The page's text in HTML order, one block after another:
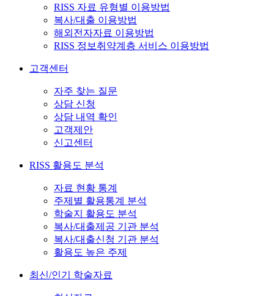
RISS 자료 유형별 이용방법
복사/대출 이용방법
해외전자자료 이용방법
RISS 정보취약계층 서비스 이용방법
고객센터
자주 찾는 질문
상담 신청
상담 내역 확인
고객제안
신고센터
RISS 활용도 분석
자료 현황 통계
주제별 활용통계 분석
학술지 활용도 분석
복사/대출제공 기관 분석
복사/대출신청 기관 분석
활용도 높은 주제
최신/인기 학술자료